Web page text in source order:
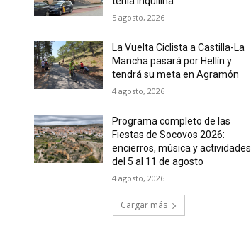
5 agosto, 2026
La Vuelta Ciclista a Castilla-La
Mancha pasará por Hellín y
tendrá su meta en Agramón
4 agosto, 2026
Programa completo de las
Fiestas de Socovos 2026:
encierros, música y actividades
del 5 al 11 de agosto
4 agosto, 2026
Cargar más